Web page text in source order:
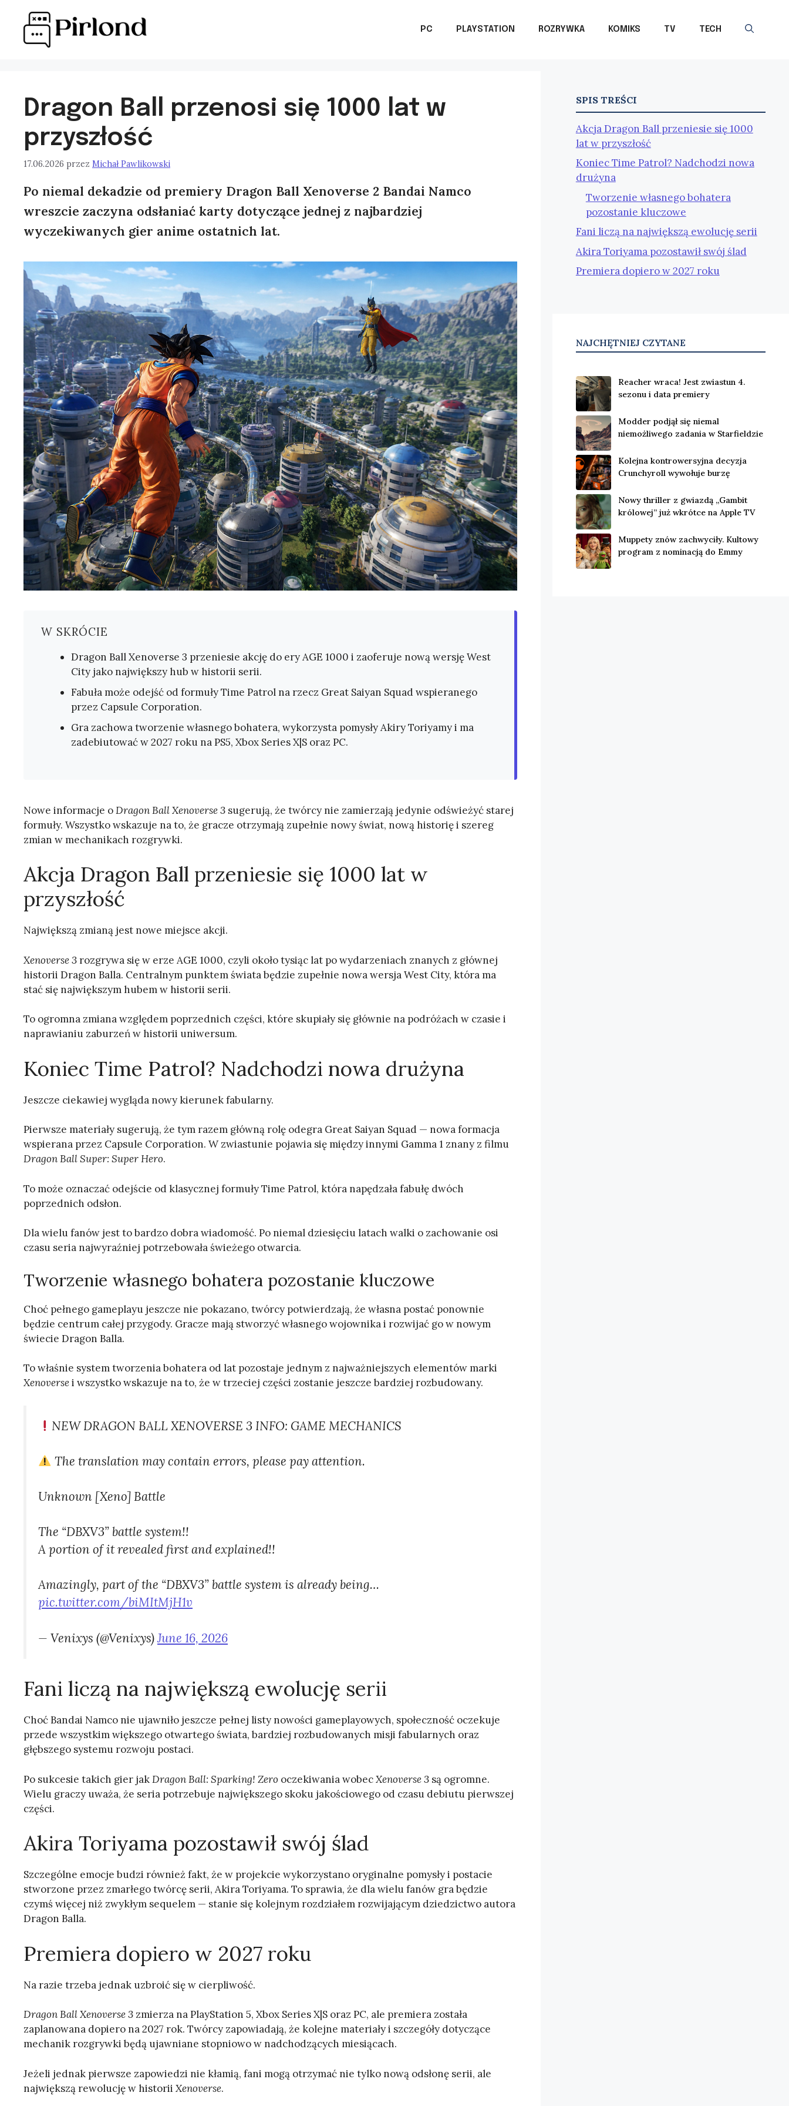
PC PLAYSTATION ROZRYWKA KOMIKS TV TECH
Dragon Ball przenosi się 1000 lat w
przyszłość
17.06.2026 przez Michał Pawlikowski
Po niemal dekadzie od premiery Dragon Ball Xenoverse 2 Bandai Namco
wreszcie zaczyna odsłaniać karty dotyczące jednej z najbardziej
wyczekiwanych gier anime ostatnich lat.
W SKRÓCIE
Dragon Ball Xenoverse 3 przeniesie akcję do ery AGE 1000 i zaoferuje nową wersję West
City jako największy hub w historii serii.
Fabuła może odejść od formuły Time Patrol na rzecz Great Saiyan Squad wspieranego
przez Capsule Corporation.
Gra zachowa tworzenie własnego bohatera, wykorzysta pomysły Akiry Toriyamy i ma
zadebiutować w 2027 roku na PS5, Xbox Series X|S oraz PC.
Nowe informacje oDragon Ball Xenoverse 3 sugerują, że twórcy nie zamierzają jedynie odświeżyć starej
formuły. Wszystko wskazuje na to, że gracze otrzymają zupełnie nowy świat, nową historię i szereg
zmian w mechanikach rozgrywki.
Akcja Dragon Ball przeniesie się 1000 lat w
przyszłość
Największą zmianą jest nowe miejsce akcji.
Xenoverse 3rozgrywa się w erze AGE 1000, czyli około tysiąc lat po wydarzeniach znanych z głównej
historii Dragon Balla. Centralnym punktem świata będzie zupełnie nowa wersja West City, która ma
stać się największym hubem w historii serii.
To ogromna zmiana względem poprzednich części, które skupiały się głównie na podróżach w czasie i
naprawianiu zaburzeń w historii uniwersum.
Koniec Time Patrol? Nadchodzi nowa drużyna
Jeszcze ciekawiej wygląda nowy kierunek fabularny.
Pierwsze materiały sugerują, że tym razem główną rolę odegra Great Saiyan Squad — nowa formacja
wspierana przez Capsule Corporation. W zwiastunie pojawia się między innymi Gamma 1 znany z filmu
Dragon Ball Super: Super Hero.
To może oznaczać odejście od klasycznej formuły Time Patrol, która napędzała fabułę dwóch
poprzednich odsłon.
Dla wielu fanów jest to bardzo dobra wiadomość. Po niemal dziesięciu latach walki o zachowanie osi
czasu seria najwyraźniej potrzebowała świeżego otwarcia.
Tworzenie własnego bohatera pozostanie kluczowe
Choć pełnego gameplayu jeszcze nie pokazano, twórcy potwierdzają, że własna postać ponownie
będzie centrum całej przygody. Gracze mają stworzyć własnego wojownika i rozwijać go w nowym
świecie Dragon Balla.
To właśnie system tworzenia bohatera od lat pozostaje jednym z najważniejszych elementów marki
Xenoversei wszystko wskazuje na to, że w trzeciej części zostanie jeszcze bardziej rozbudowany.
NEW DRAGON BALL XENOVERSE 3 INFO: GAME MECHANICS
The translation may contain errors, please pay attention.
Unknown [Xeno] Battle
The “DBXV3” battle system!!
A portion of it revealed first and explained!!
Amazingly, part of the “DBXV3” battle system is already being…
pic.twitter.com/biMItMjH1v
— Venixys (@Venixys)June 16, 2026
Fani liczą na największą ewolucję serii
Choć Bandai Namco nie ujawniło jeszcze pełnej listy nowości gameplayowych, społeczność oczekuje
przede wszystkim większego otwartego świata, bardziej rozbudowanych misji fabularnych oraz
głębszego systemu rozwoju postaci.
Po sukcesie takich gier jakDragon Ball: Sparking! Zero oczekiwania wobecXenoverse 3 są ogromne.
Wielu graczy uważa, że seria potrzebuje największego skoku jakościowego od czasu debiutu pierwszej
części.
Akira Toriyama pozostawił swój ślad
Szczególne emocje budzi również fakt, że w projekcie wykorzystano oryginalne pomysły i postacie
stworzone przez zmarłego twórcę serii, Akira Toriyama. To sprawia, że dla wielu fanów gra będzie
czymś więcej niż zwykłym sequelem — stanie się kolejnym rozdziałem rozwijającym dziedzictwo autora
Dragon Balla.
Premiera dopiero w 2027 roku
Na razie trzeba jednak uzbroić się w cierpliwość.
Dragon Ball Xenoverse 3 zmierza na PlayStation 5, Xbox Series X|S oraz PC, ale premiera została
zaplanowana dopiero na 2027 rok. Twórcy zapowiadają, że kolejne materiały i szczegóły dotyczące
mechanik rozgrywki będą ujawniane stopniowo w nadchodzących miesiącach.
Jeżeli jednak pierwsze zapowiedzi nie kłamią, fani mogą otrzymać nie tylko nową odsłonę serii, ale
największą rewolucję w historii Xenoverse.
SPIS TREŚCI
Akcja Dragon Ball przeniesie się 1000
lat w przyszłość
Koniec Time Patrol? Nadchodzi nowa
drużyna
Tworzenie własnego bohatera
pozostanie kluczowe
Fani liczą na największą ewolucję serii
Akira Toriyama pozostawił swój ślad
Premiera dopiero w 2027 roku
NAJCHĘTNIEJ CZYTANE
Reacher wraca! Jest zwiastun 4.
sezonu i data premiery
Modder podjął się niemal
niemożliwego zadania w Starfieldzie
Kolejna kontrowersyjna decyzja
Crunchyroll wywołuje burzę
Nowy thriller z gwiazdą „Gambit
królowej” już wkrótce na Apple TV
Muppety znów zachwyciły. Kultowy
program z nominacją do Emmy